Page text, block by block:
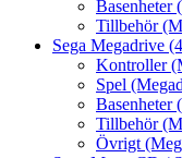
Basenheter
Tillbehör
Sega Megadrive
Kontroller
Spel
Basenheter
Tillbehör
Övrigt